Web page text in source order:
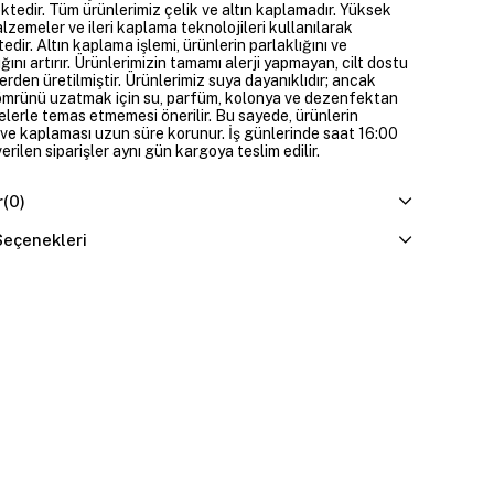
Tüm ürünlerimiz çelik ve altın kaplamadır. Yüksek
ve ileri kaplama teknolojileri kullanılarak
Altın kaplama işlemi, ürünlerin parlaklığını ve
artırır. Ürünlerimizin tamamı alerji yapmayan, cilt dostu
üretilmiştir. Ürünlerimiz suya dayanıklıdır; ancak
uzatmak için su, parfüm, kolonya ve dezenfektan
temas etmemesi önerilir. Bu sayede, ürünlerin
ve kaplaması uzun süre korunur. İş günlerinde saat 16:00
siparişler aynı gün kargoya teslim edilir.
(0)